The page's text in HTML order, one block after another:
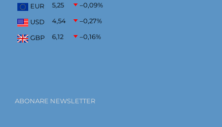
EUR
5,25 –0,09%
USD 4,54 –0,27%
GBP 6,12 –0,16%
ABONARE NEWSLETTER